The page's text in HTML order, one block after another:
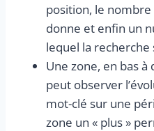
position, le
donne et enfin un
lequel la recherche
Une zone, en bas
peut observer
mot-clé sur une
zone un « plus »